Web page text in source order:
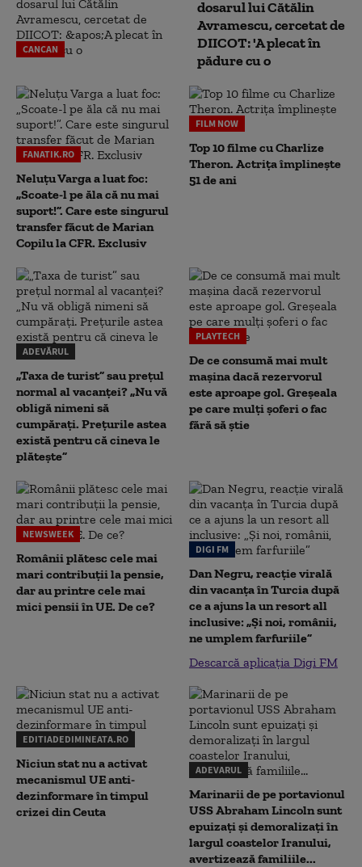
CANCAN
dosarul lui Cătălin
Avramescu, cercetat de
DIICOT: 'A plecat în
pădure cu o
FANATIK.RO
Neluțu Varga a luat foc:
„Scoate-l pe ăla că nu mai
suport!”. Care este singurul
transfer făcut de Marian
Copilu la CFR. Exclusiv
FILM NOW
Top 10 filme cu Charlize
Theron. Actrița împlinește
51 de ani
ADEVĂRUL
„Taxa de turist” sau prețul
normal al vacanței? „Nu vă
obligă nimeni să
cumpărați. Prețurile astea
există pentru că cineva le
plătește”
PLAYTECH
De ce consumă mai mult
mașina dacă rezervorul
este aproape gol. Greșeala
pe care mulți șoferi o fac
fără să știe
NEWSWEEK
Românii plătesc cele mai
mari contribuții la pensie,
dar au printre cele mai
mici pensii în UE. De ce?
DIGI FM
Dan Negru, reacție virală
din vacanța în Turcia după
ce a ajuns la un resort all
inclusive: „Și noi, românii,
ne umplem farfuriile”
Descarcă aplicația Digi FM
EDITIADEDIMINEATA.RO
Niciun stat nu a activat
mecanismul UE anti-
dezinformare în timpul
crizei din Ceuta
ADEVARUL
Marinarii de pe portavionul
USS Abraham Lincoln sunt
epuizați și demoralizați în
largul coastelor Iranului,
avertizează familiile...